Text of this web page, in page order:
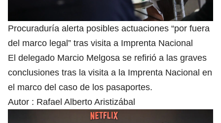
Procuraduría alerta posibles actuaciones “por fuera
del marco legal” tras visita a Imprenta Nacional
El delegado Marcio Melgosa se refirió a las graves
conclusiones tras la visita a la Imprenta Nacional en
el marco del caso de los pasaportes.
Autor : Rafael Alberto Aristizábal